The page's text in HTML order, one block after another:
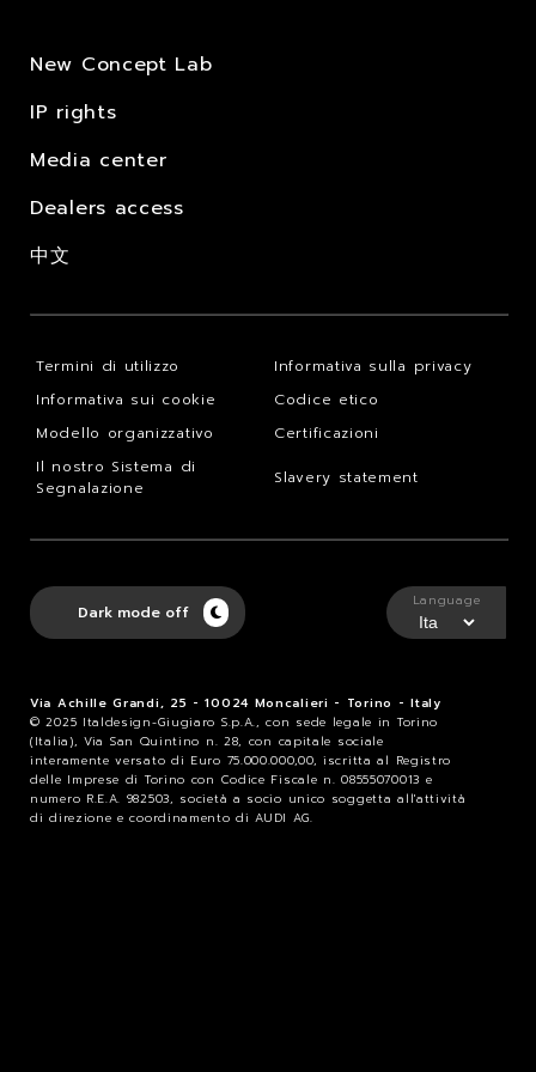
New Concept Lab
IP rights
Media center
Dealers access
中文
Termini di utilizzo
Informativa sulla privacy
Informativa sui cookie
Codice etico
Modello organizzativo
Certificazioni
Il nostro Sistema di
Segnalazione
Slavery statement
Via Achille Grandi, 25 - 10024 Moncalieri - Torino - Italy
© 2025 Italdesign-Giugiaro S.p.A., con sede legale in Torino
(Italia), Via San Quintino n. 28, con capitale sociale
interamente versato di Euro 75.000.000,00, iscritta al Registro
delle Imprese di Torino con Codice Fiscale n. 08555070013 e
numero R.E.A. 982503, società a socio unico soggetta all'attività
di direzione e coordinamento di AUDI AG.
Dark mode off
Language